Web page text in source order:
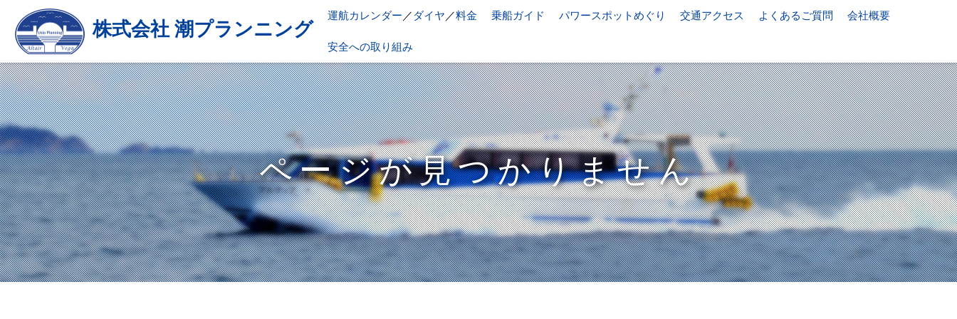
株式会社 潮プランニング
運航カレンダー ／ ダイヤ ／料金 乗船ガイド パワースポットめぐり 交通アクセス よくあるご質問 会社概要
安全への取り組み
ページが見つかりません